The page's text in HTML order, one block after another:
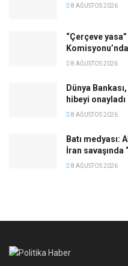
8 AĞUSTOS 2026
“Çerçeve
8 AĞUSTOS 2026
Dünya
hibeyi onayladı
8 AĞUSTOS 2026
Batı medyası:
İran savaşında
8 AĞUSTOS 2026